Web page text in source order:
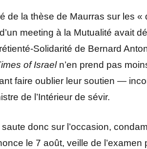
de la thèse de Maurras sur les
d’un meeting à la Mutualité avait
Solidarité de Bernard
of Israeln’en prend pas
faire oublier leur soutien —
de l’Intérieur de sévir.
donc sur l’occasion,
le 7 août, veille de